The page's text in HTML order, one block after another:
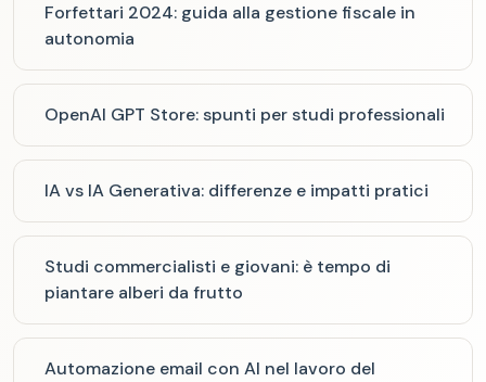
Forfettari 2024: guida alla gestione fiscale in
autonomia
OpenAI GPT Store: spunti per studi professionali
IA vs IA Generativa: differenze e impatti pratici
Studi commercialisti e giovani: è tempo di
piantare alberi da frutto
Automazione email con AI nel lavoro del